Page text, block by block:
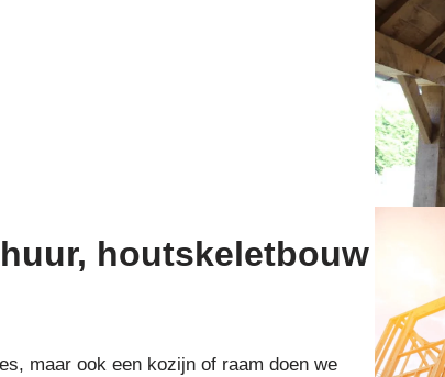
houtskeletbouw
maar ook een kozijn of raam doen we